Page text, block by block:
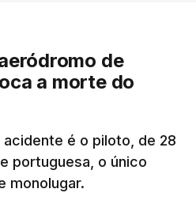
de
a morte do
é o piloto, de 28
portuguesa, o único
monolugar.